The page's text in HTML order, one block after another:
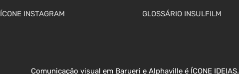
ÍCONE INSTAGRAM GLOSSÁRIO INSULFILM
Comunicação visual em Barueri e Alphaville é ÍCONE IDEIAS.